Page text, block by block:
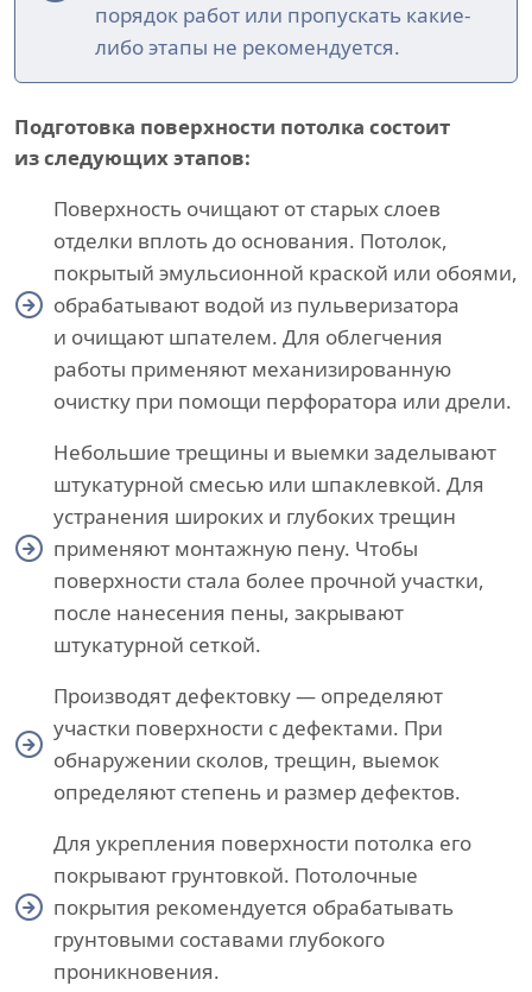
порядок работ или пропускать какие-
либо этапы не рекомендуется.
Подготовка поверхности потолка состоит
из следующих этапов:
Поверхность очищают от старых слоев
отделки вплоть до основания. Потолок,
покрытый эмульсионной краской или обоями,
обрабатывают водой из пульверизатора
и очищают шпателем. Для облегчения
работы применяют механизированную
очистку при помощи перфоратора или дрели.
Небольшие трещины и выемки заделывают
штукатурной смесью или шпаклевкой. Для
устранения широких и глубоких трещин
применяют монтажную пену. Чтобы
поверхности стала более прочной участки,
после нанесения пены, закрывают
штукатурной сеткой.
Производят дефектовку — определяют
участки поверхности с дефектами. При
обнаружении сколов, трещин, выемок
определяют степень и размер дефектов.
Для укрепления поверхности потолка его
покрывают грунтовкой. Потолочные
покрытия рекомендуется обрабатывать
грунтовыми составами глубокого
проникновения.